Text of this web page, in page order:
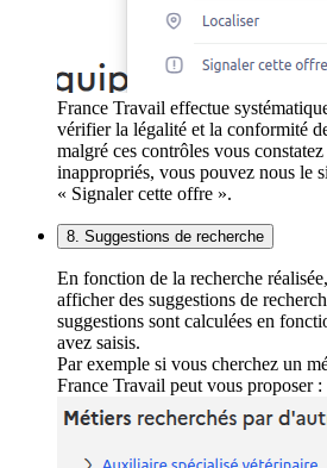
France Travail effectue
vérifier la légalité et la conformité
malgré ces contrôles vous
inappropriés, vous pouvez nous le
« Signaler cette offre ».
8. Suggestions de recherche
En fonction de la recherche
afficher des suggestions de
suggestions sont calculées en
avez saisis.
Par exemple si vous cherchez un
France Travail peut vous proposer :